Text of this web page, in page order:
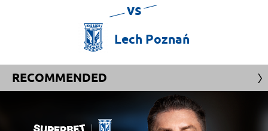
vs
Lech Poznań
RECOMMENDED